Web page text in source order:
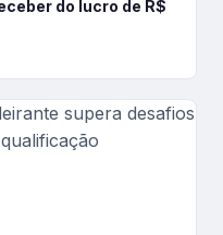
do lucro de R$